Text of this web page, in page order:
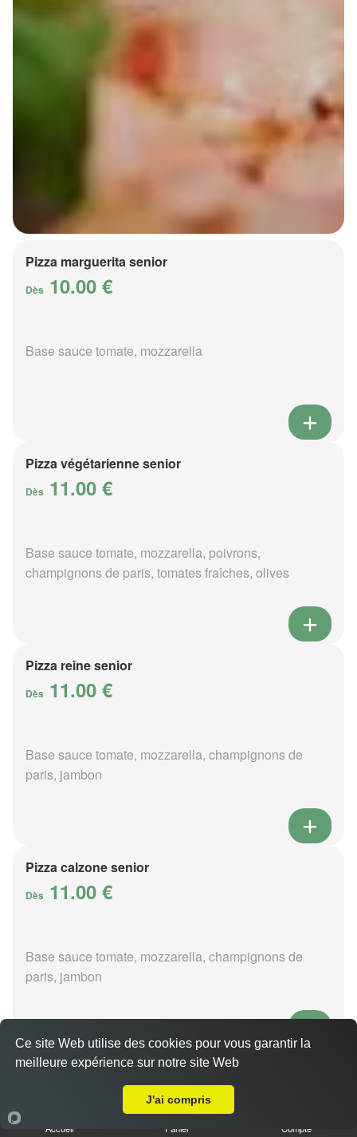
Pizza marguerita senior
Dès 10.00 €
Base sauce tomate, mozzarella
Pizza végétarienne senior
Dès 11.00 €
Base sauce tomate, mozzarella, poivrons,
champignons de paris, tomates fraîches, olives
Pizza reine senior
Dès 11.00 €
Base sauce tomate, mozzarella, champignons de
paris, jambon
Pizza calzone senior
Dès 11.00 €
Base sauce tomate, mozzarella, champignons de
paris, jambon
Pizza 4 fromages senior
Accueil Panier Compte
Ce site Web utilise des cookies pour vous garantir la
meilleure expérience sur notre site Web
J'ai compris